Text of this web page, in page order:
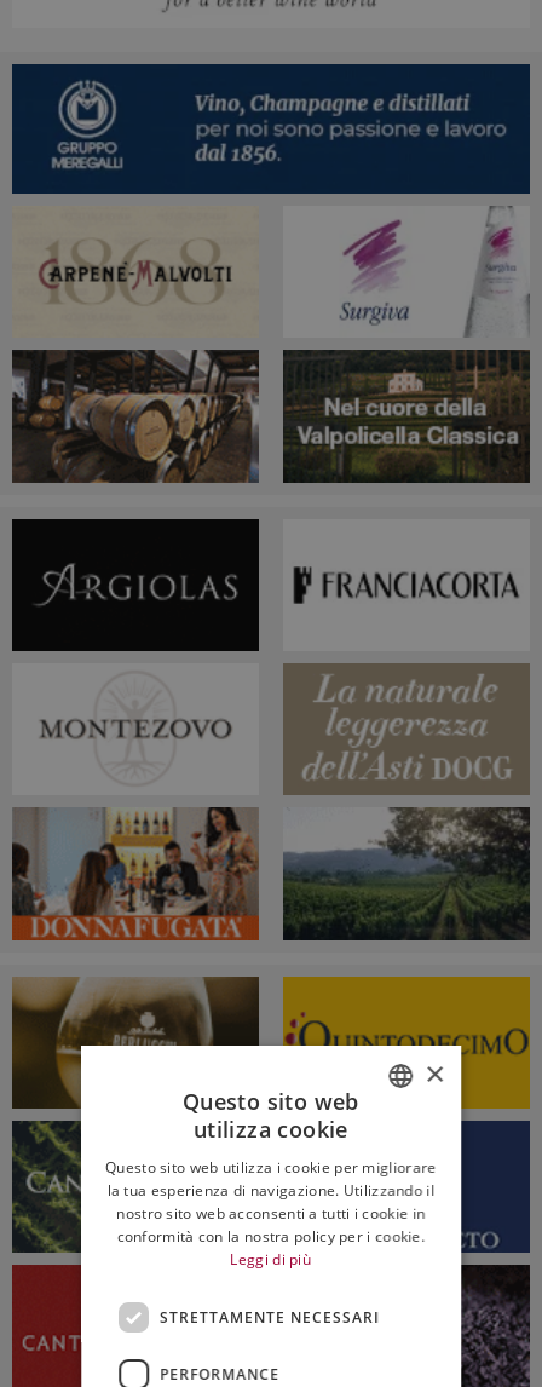
ENGLISH
×
Questo sito web
utilizza cookie
Questo sito web utilizza i cookie per migliorare
la tua esperienza di navigazione. Utilizzando il
nostro sito web acconsenti a tutti i cookie in
conformità con la nostra policy per i cookie.
Leggi di più
STRETTAMENTE NECESSARI
PERFORMANCE